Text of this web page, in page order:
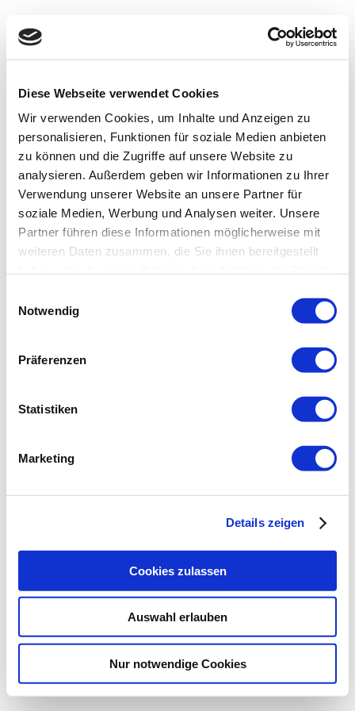
Diese Webseite verwendet Cookies
Wir verwenden Cookies, um Inhalte und Anzeigen zu
personalisieren, Funktionen für soziale Medien anbieten
zu können und die Zugriffe auf unsere Website zu
analysieren. Außerdem geben wir Informationen zu Ihrer
Verwendung unserer Website an unsere Partner für
soziale Medien, Werbung und Analysen weiter. Unsere
Partner führen diese Informationen möglicherweise mit
weiteren Daten zusammen, die Sie ihnen bereitgestellt
Notwendig
Präferenzen
Statistiken
Marketing
Details zeigen
Cookies zulassen
Auswahl erlauben
Nur notwendige Cookies